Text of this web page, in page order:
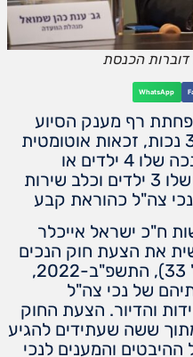
דוברות הכנסת
WhatsApp
רף מענק הסיוע
לרכישת דיור מ-50% ל-35% נכות, זכאות אוטומטית
לסיוע מוגדל לרכישת רכב לנכה שלו 4 ילדים או
למתמודד עם פוסט טראומה שלו 3 ילדים וכלב שירות
צה"ל כהוראת קבע
ח"כ ישראל אייכלר
את הצעת חוק הנכים
(תגמולים ושיקום) (תיקון מס' 33), התשפ"ב-2022,
של נכי צה"ל
והדיור. הצעת החוק
ששה שעתידים להגיע
והמענים לנכי